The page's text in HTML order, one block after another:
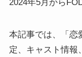
2024年5月から
本記事では、「恋
定、キャスト情報